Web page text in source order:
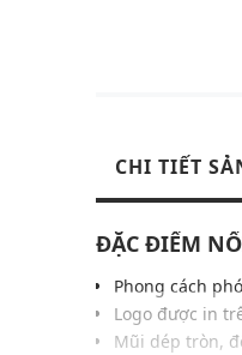
CHI TIẾT
ĐẶC ĐIỂM
Phong cách
Logo được in
Mũi dép tròn,